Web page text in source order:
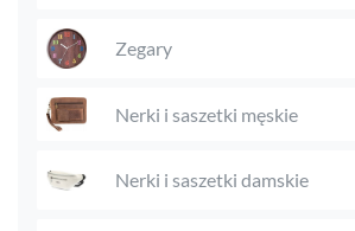
Zegary
Nerki i saszetki męskie
Nerki i saszetki damskie